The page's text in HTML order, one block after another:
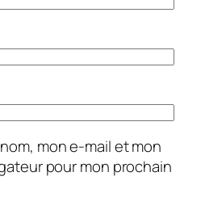
mon e-mail et mon
pour mon prochain